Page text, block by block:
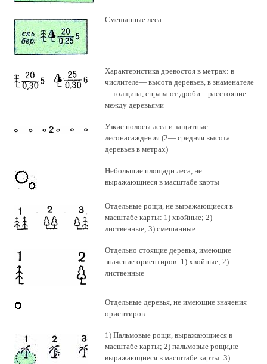
Смешанные леса
Характеристика древостоя в метрах: в
числителе— высота деревьев, в знаменателе
—толщина, справа от дроби—расстояние
между деревьями
Узкие полосы леса и защитные
лесонасаждения (2— средняя высота
деревьев в метрах)
Небольшие площади леса, не
выражающиеся в масштабе карты
Отдельные рощи, не выражающиеся в
масштабе карты: 1) хвойные; 2)
лиственные; 3) смешанные
Отдельно стоящие деревья, имеющие
значение ориентиров: 1) хвойные; 2)
лиственные
Отдельные деревья, не имеющие значения
ориентиров
1) Пальмовые рощи, выражающиеся в
масштабе карты; 2) пальмовые рощи,не
выражающиеся в масштабе карты: 3)